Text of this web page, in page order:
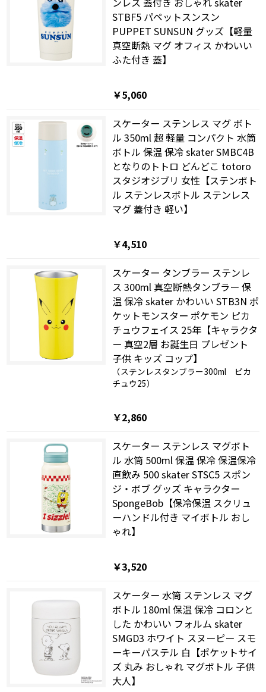
STBF5 パペットスンスン
PUPPET SUNSUN グッズ【軽量
真空断熱 マグ オフィス かわいい
ふた付き 蓋】
￥5,060
スケーター ステンレス マグ ボト
ル 350ml 超 軽量 コンパクト 水筒
ボトル 保温 保冷 skater SMBC4B
となりのトトロ どんどこ totoro
スタジオジブリ 女性【ステンボト
ル ステンレスボトル ステンレス
マグ 蓋付き 軽い】
￥4,510
スケーター タンブラー ステンレ
ス 300ml 真空断熱タンブラー 保
温 保冷 skater かわいい STB3N ポ
ケットモンスター ポケモン ピカ
チュウフェイス 25年【キャラクタ
ー 真空2層 お誕生日 プレゼント
子供 キッズ コップ】
（ステンレスタンブラー300ml ピカ
チュウ25）
￥2,860
スケーター ステンレス マグボト
ル 水筒 500ml 保温 保冷 保温保冷
直飲み 500 skater STSC5 スポン
ジ・ボブ グッズ キャラクター
SpongeBob【保冷保温 スクリュ
ーハンドル付き マイボトル おし
ゃれ】
￥3,520
スケーター 水筒 ステンレス マグ
ボトル 180ml 保温 保冷 コロンと
した かわいい フォルム skater
SMGD3 ホワイト スヌーピー スモ
ーキーパステル 白【ポケットサイ
ズ 丸み おしゃれ マグボトル 子供
大人】